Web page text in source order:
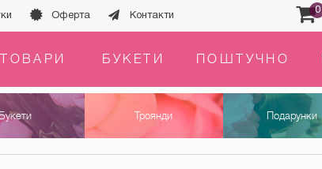
Оферта Контакти
0
БУКЕТИ ПОШТУЧНО
Троянди Подарунки